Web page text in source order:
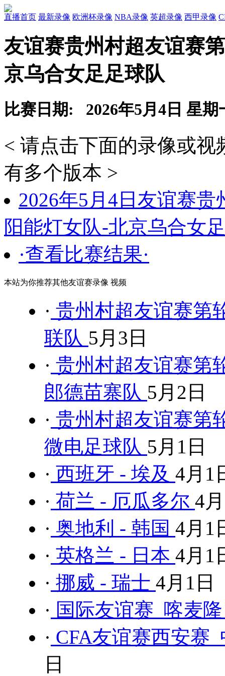
直播首页 最新录像 欧洲杯录像 NBA录像 英超录像 西甲录像
友谊赛贵州村超友谊赛
京乌合女足足球队
比赛日期: 2026年5月4日 星期
< 请点击下面的录像或
有多个版本 >
2026年5月4日友谊赛
阳能灯女队-北京乌合女
·查看比赛结果·
本站为你推荐其他友谊赛录像 视频
· 贵州村超友谊赛第
联队 5月3日
· 贵州村超友谊赛第
郎德苗寨队 5月2日
· 贵州村超友谊赛第
微电足球队 5月1日
· 西班牙 - 埃及 4月1
· 荷兰 - 厄瓜多尔 4
· 奥地利 - 韩国 4月1
· 英格兰 - 日本 4月1
· 挪威 - 瑞士 4月1日
· 国际友谊赛 喀麦
· CFA友谊赛西安赛
日